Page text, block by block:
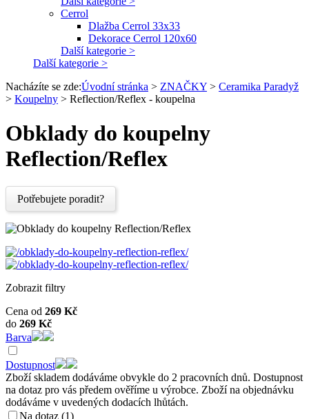
Cerrol
Dlažba Cerrol 33x33
Dekorace Cerrol 120x60
Další kategorie >
Další kategorie >
Nacházíte se zde:Úvodní stránka > ZNAČKY > Ceramika Paradyž
> Koupelny > Reflection/Reflex - koupelna
Obklady do koupelny
Reflection/Reflex
Potřebujete poradit?
Zobrazit filtry
Cena od 269 Kč
do 269 Kč
Barva
Dostupnost
Zboží skladem dodáváme obvykle do 2 pracovních dnů. Dostupnost
na dotaz pro vás předem ověříme u výrobce. Zboží na objednávku
dodáváme v uvedených dodacích lhůtách.
Na dotaz (1)